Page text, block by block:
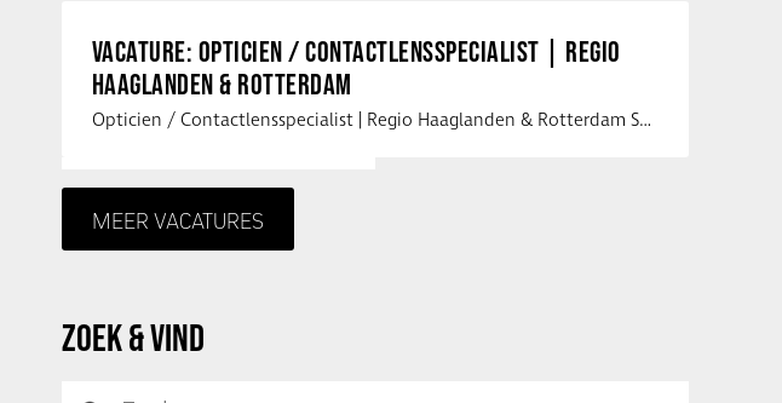
VACATURE: OPTICIEN / CONTACTLENSSPECIALIST | REGIO
HAAGLANDEN & ROTTERDAM
Opticien / Contactlensspecialist | Regio Haaglanden & Rotterdam Saludos uit …
MEER VACATURES
ZOEK & VIND